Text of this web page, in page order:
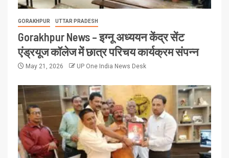
GORAKHPUR UTTAR PRADESH
Gorakhpur News – इग्नू अध्ययन केंद्र सेंट
एंड्रयूज कॉलेज में छात्र परिचय कार्यक्रम संपन्न
May 21, 2026 UP One India News Desk